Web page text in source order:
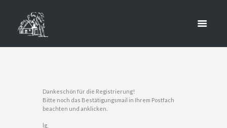
Dankeschön für die Registrierung!
Bitte noch das Bestätigungsmail in Ihrem Postfach
beachten und anklicken.
lg,